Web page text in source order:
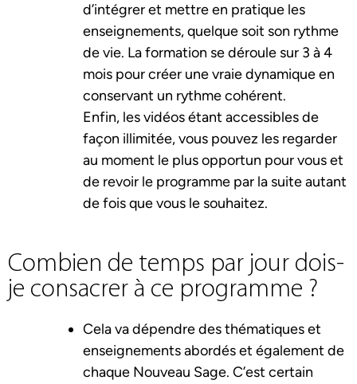
d’intégrer et mettre en pratique les
enseignements, quelque soit son rythme
de vie. La formation se déroule sur 3 à 4
mois pour créer une vraie dynamique en
conservant un rythme cohérent.
Enfin, les vidéos étant accessibles de
façon illimitée, vous pouvez les regarder
au moment le plus opportun pour vous et
de revoir le programme par la suite autant
de fois que vous le souhaitez.
Combien de temps par jour dois-
je consacrer à ce programme ?
Cela va dépendre des thématiques et
enseignements abordés et également de
chaque Nouveau Sage. C’est certain